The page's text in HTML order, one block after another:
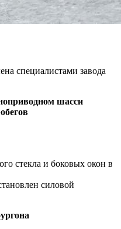
специалистами завода
шасси
стекла и боковых окон в
силовой